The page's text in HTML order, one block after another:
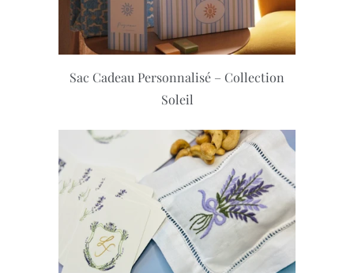
Sac Cadeau Personnalisé – Collection
Soleil